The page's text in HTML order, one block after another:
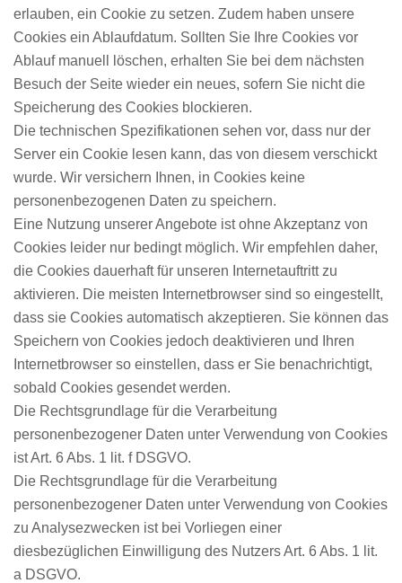
erlauben, ein Cookie zu setzen. Zudem haben unsere
Cookies ein Ablaufdatum. Sollten Sie Ihre Cookies vor
Ablauf manuell löschen, erhalten Sie bei dem nächsten
Besuch der Seite wieder ein neues, sofern Sie nicht die
Speicherung des Cookies blockieren.
Die technischen Spezifikationen sehen vor, dass nur der
Server ein Cookie lesen kann, das von diesem verschickt
wurde. Wir versichern Ihnen, in Cookies keine
personenbezogenen Daten zu speichern.
Eine Nutzung unserer Angebote ist ohne Akzeptanz von
Cookies leider nur bedingt möglich. Wir empfehlen daher,
die Cookies dauerhaft für unseren Internetauftritt zu
aktivieren. Die meisten Internetbrowser sind so eingestellt,
dass sie Cookies automatisch akzeptieren. Sie können das
Speichern von Cookies jedoch deaktivieren und Ihren
Internetbrowser so einstellen, dass er Sie benachrichtigt,
sobald Cookies gesendet werden.
Die Rechtsgrundlage für die Verarbeitung
personenbezogener Daten unter Verwendung von Cookies
ist Art. 6 Abs. 1 lit. f DSGVO.
Die Rechtsgrundlage für die Verarbeitung
personenbezogener Daten unter Verwendung von Cookies
zu Analysezwecken ist bei Vorliegen einer
diesbezüglichen Einwilligung des Nutzers Art. 6 Abs. 1 lit.
a DSGVO.